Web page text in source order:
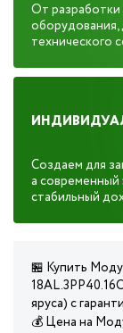
От разработки
оборудования,
технического
Создаем для
а
стабильный
🏪 Купить
яруса) с
💰 Цена на